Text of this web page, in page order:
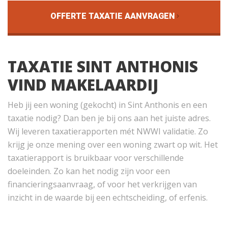
OFFERTE TAXATIE AANVRAGEN
TAXATIE SINT ANTHONIS
VIND MAKELAARDIJ
Heb jij een woning (gekocht) in Sint Anthonis en een
taxatie nodig? Dan ben je bij ons aan het juiste adres.
Wij leveren taxatierapporten mét NWWI validatie. Zo
krijg je onze mening over een woning zwart op wit. Het
taxatierapport is bruikbaar voor verschillende
doeleinden. Zo kan het nodig zijn voor een
financieringsaanvraag, of voor het verkrijgen van
inzicht in de waarde bij een echtscheiding, of erfenis.